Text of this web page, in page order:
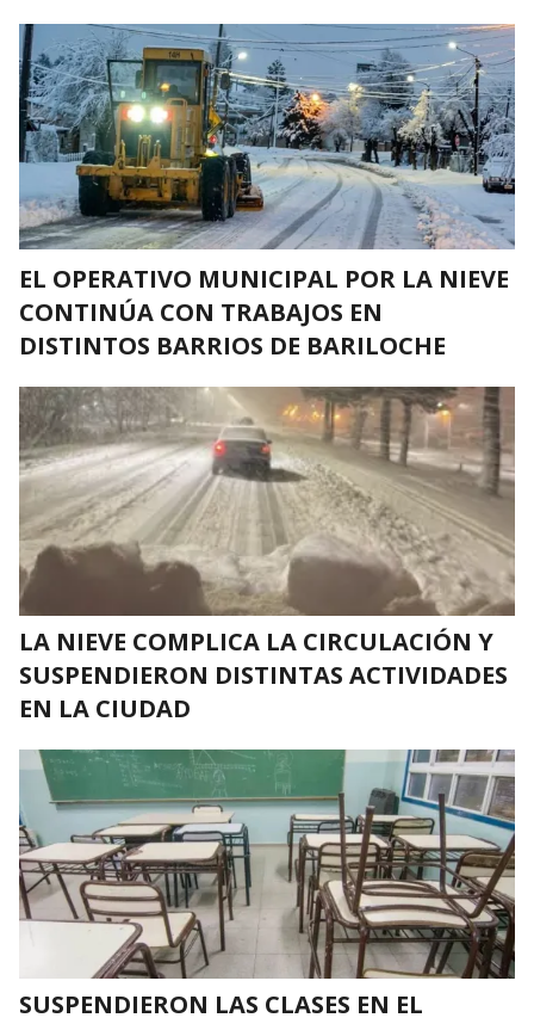
EL OPERATIVO MUNICIPAL POR LA NIEVE
CONTINÚA CON TRABAJOS EN
DISTINTOS BARRIOS DE BARILOCHE
LA NIEVE COMPLICA LA CIRCULACIÓN Y
SUSPENDIERON DISTINTAS ACTIVIDADES
EN LA CIUDAD
SUSPENDIERON LAS CLASES EN EL